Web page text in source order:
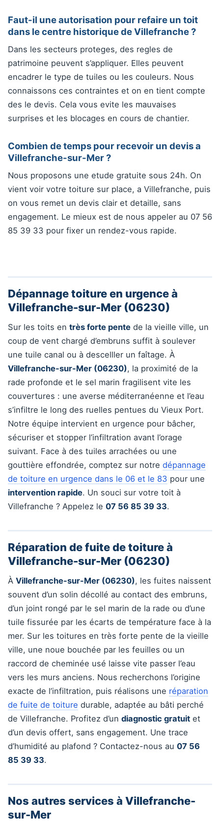
Faut-il une autorisation pour refaire un toit
dans le centre historique de Villefranche ?
Dans les secteurs proteges, des regles de
patrimoine peuvent s’appliquer. Elles peuvent
encadrer le type de tuiles ou les couleurs. Nous
connaissons ces contraintes et on en tient compte
des le devis. Cela vous evite les mauvaises
surprises et les blocages en cours de chantier.
Combien de temps pour recevoir un devis a
Villefranche-sur-Mer ?
Nous proposons une etude gratuite sous 24h. On
vient voir votre toiture sur place, a Villefranche, puis
on vous remet un devis clair et detaille, sans
engagement. Le mieux est de nous appeler au 07 56
85 39 33 pour fixer un rendez-vous rapide.
Dépannage toiture en urgence à
Villefranche-sur-Mer (06230)
Sur les toits en très forte pente de la vieille ville, un
coup de vent chargé d’embruns suffit à soulever
une tuile canal ou à descelller un faîtage. À
Villefranche-sur-Mer (06230), la proximité de la
rade profonde et le sel marin fragilisent vite les
couvertures : une averse méditerranéenne et l’eau
s’infiltre le long des ruelles pentues du Vieux Port.
Notre équipe intervient en urgence pour bâcher,
sécuriser et stopper l’infiltration avant l’orage
suivant. Face à des tuiles arrachées ou une
gouttière effondrée, comptez sur notre dépannage
de toiture en urgence dans le 06 et le 83 pour une
intervention rapide. Un souci sur votre toit à
Villefranche ? Appelez le 07 56 85 39 33.
Réparation de fuite de toiture à
Villefranche-sur-Mer (06230)
À Villefranche-sur-Mer (06230), les fuites naissent
souvent d’un solin décollé au contact des embruns,
d’un joint rongé par le sel marin de la rade ou d’une
tuile fissurée par les écarts de température face à la
mer. Sur les toitures en très forte pente de la vieille
ville, une noue bouchée par les feuilles ou un
raccord de cheminée usé laisse vite passer l’eau
vers les murs anciens. Nous recherchons l’origine
exacte de l’infiltration, puis réalisons une réparation
de fuite de toiture durable, adaptée au bâti perché
de Villefranche. Profitez d’un diagnostic gratuit et
d’un devis offert, sans engagement. Une trace
d’humidité au plafond ? Contactez-nous au 07 56
85 39 33.
Nos autres services à Villefranche-
sur-Mer